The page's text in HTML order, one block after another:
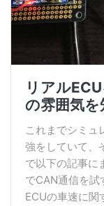
リアル
の雰囲気を
これまでシミュ
強をしていて、
で以下の記事に
でCAN通信を試
ECUの車速に関